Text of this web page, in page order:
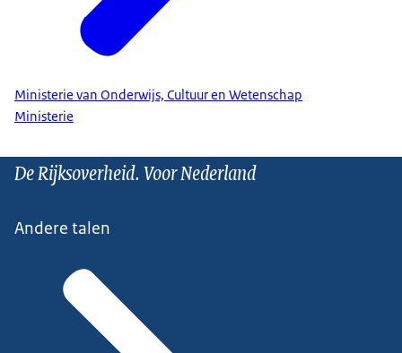
Ministerie van Onderwijs, Cultuur en Wetenschap
Ministerie
De Rijksoverheid. Voor Nederland
Andere talen